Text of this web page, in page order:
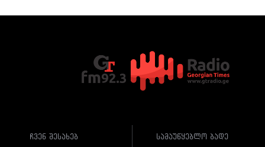
ჩვენ შესახებ სამაუწყებლო ბადე